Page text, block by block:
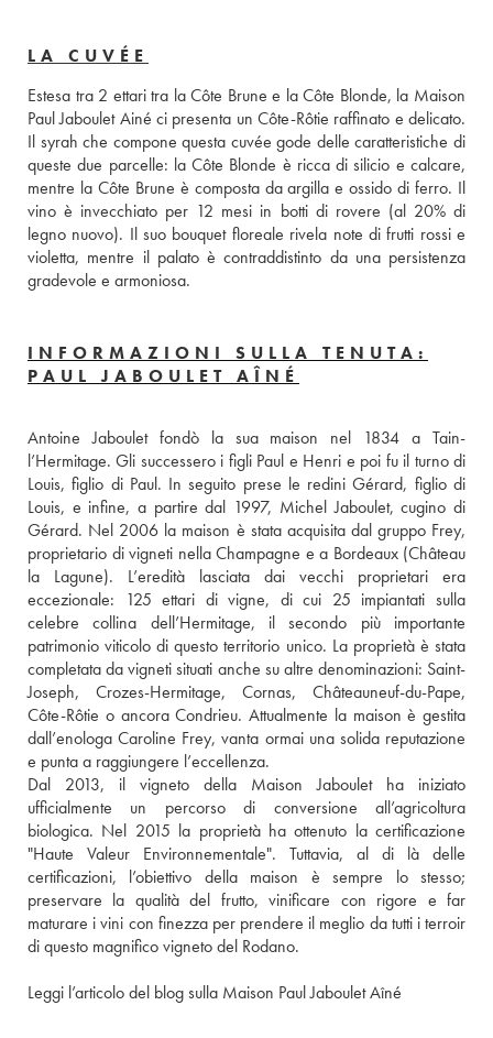
LA CUVÉE
Estesa tra 2 ettari tra la Côte Brune e la Côte Blonde, la Maison
Paul Jaboulet Ainé ci presenta un Côte-Rôtie raffinato e delicato.
Il syrah che compone questa cuvée gode delle caratteristiche di
queste due parcelle: la Côte Blonde è ricca di silicio e calcare,
mentre la Côte Brune è composta da argilla e ossido di ferro. Il
vino è invecchiato per 12 mesi in botti di rovere (al 20% di
legno nuovo). Il suo bouquet floreale rivela note di frutti rossi e
violetta, mentre il palato è contraddistinto da una persistenza
gradevole e armoniosa.
INFORMAZIONI SULLA TENUTA:
PAUL JABOULET AÎNÉ
Antoine Jaboulet fondò la sua maison nel 1834 a Tain-
l’Hermitage. Gli successero i figli Paul e Henri e poi fu il turno di
Louis, figlio di Paul. In seguito prese le redini Gérard, figlio di
Louis, e infine, a partire dal 1997, Michel Jaboulet, cugino di
Gérard. Nel 2006 la maison è stata acquisita dal gruppo Frey,
proprietario di vigneti nella Champagne e a Bordeaux (Château
la Lagune). L’eredità lasciata dai vecchi proprietari era
eccezionale: 125 ettari di vigne, di cui 25 impiantati sulla
celebre collina dell’Hermitage, il secondo più importante
patrimonio viticolo di questo territorio unico. La proprietà è stata
completata da vigneti situati anche su altre denominazioni: Saint-
Joseph, Crozes-Hermitage, Cornas, Châteauneuf-du-Pape,
Côte-Rôtie o ancora Condrieu. Attualmente la maison è gestita
dall’enologa Caroline Frey, vanta ormai una solida reputazione
e punta a raggiungere l’eccellenza.
Dal 2013, il vigneto della Maison Jaboulet ha iniziato
ufficialmente un percorso di conversione all’agricoltura
biologica. Nel 2015 la proprietà ha ottenuto la certificazione
"Haute Valeur Environnementale". Tuttavia, al di là delle
certificazioni, l’obiettivo della maison è sempre lo stesso;
preservare la qualità del frutto, vinificare con rigore e far
maturare i vini con finezza per prendere il meglio da tutti i terroir
di questo magnifico vigneto del Rodano.
Leggi l’articolo del blog sulla Maison Paul Jaboulet Aîné